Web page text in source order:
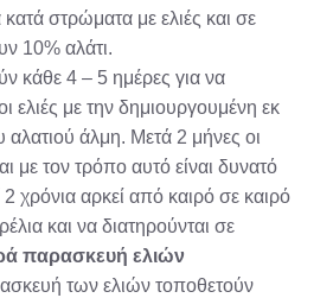
κατά στρώματα με ελιές και σε
10% αλάτι.
κάθε 4 – 5 ημέρες για να
ελιές με την δημιουργουμένη εκ
αλατιού άλμη. Μετά 2 μήνες οι
με τον τρόπο αυτό είναι δυνατό
χρόνια αρκεί από καιρό σε καιρό
και να διατηρούνται σε
παρασκευή ελιών
των ελιών τοποθετούν